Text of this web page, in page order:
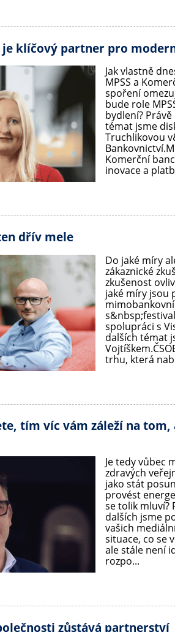
je klíčový partner pro
Jak vlastně
MPSS a
spoření
bude role
bydlení?
témat jsme
Truchlikovou
Komerční
inovace a
dřív mele
Do jaké míry
zákaznické
zkušenost
jaké míry jsou
spolupráci s
dalších témat
trhu, která
tím víc vám záleží na tom,
Je tedy vůbec
zdravých
jako stát
provést
se tolik mluví?
dalších jsme
vašich
situace, co se
ale stále není
rozpo...
zůstává partnerství